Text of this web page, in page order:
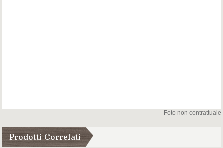
Foto non contrattuale
Prodotti Correlati